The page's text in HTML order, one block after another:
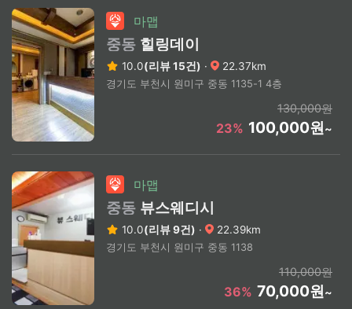
마맵
중동 힐링데이
10.0(리뷰 15건) · 22.37km
경기도 부천시 원미구 중동 1135-1 4층
130,000원
23% 100,000원~
마맵
중동 뷰스웨디시
10.0(리뷰 9건) · 22.39km
경기도 부천시 원미구 중동 1138
110,000원
36% 70,000원~